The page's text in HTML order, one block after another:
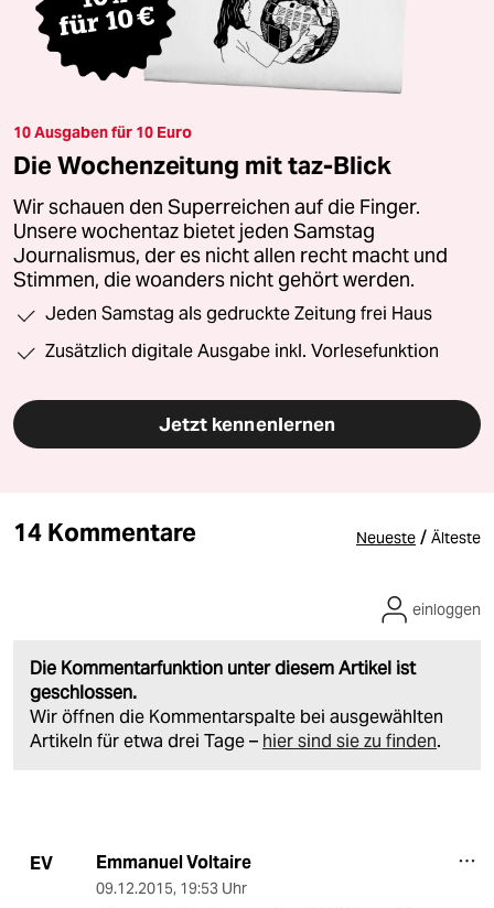
10 Ausgaben für 10 Euro
Die Wochenzeitung mit taz-Blick
Wir schauen den Superreichen auf die Finger.
Unsere wochentaz bietet jeden Samstag
Journalismus, der es nicht allen recht macht und
Stimmen, die woanders nicht gehört werden.
Jeden Samstag als gedruckte Zeitung frei Haus
Zusätzlich digitale Ausgabe inkl. Vorlesefunktion
Jetzt kennenlernen
14 Kommentare Neueste / Älteste
Die Kommentarfunktion unter diesem Artikel ist
geschlossen.
Wir öffnen die Kommentarspalte bei ausgewählten
Artikeln für etwa drei Tage – hier sind sie zu finden.
einloggen
EV Emmanuel Voltaire
09.12.2015, 19:53 Uhr